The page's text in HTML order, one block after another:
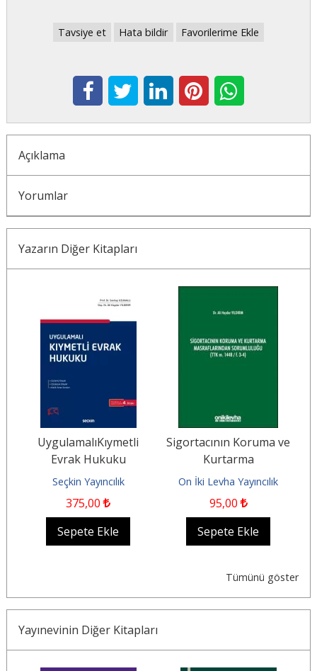
Tavsiye et Hata bildir Favorilerime Ekle
Açıklama
Yorumlar
Yazarın Diğer Kitapları
UygulamalıKıymetli
Evrak Hukuku
Seçkin Yayıncılık
375,00
Sepete Ekle
Sigortacının Koruma ve
Kurtarma
Masraflarından
Sorumluluğu (TTK m.
1448/...
On İki Levha Yayıncılık
95,00
Sepete Ekle
Tümünü göster
Yayınevinin Diğer Kitapları